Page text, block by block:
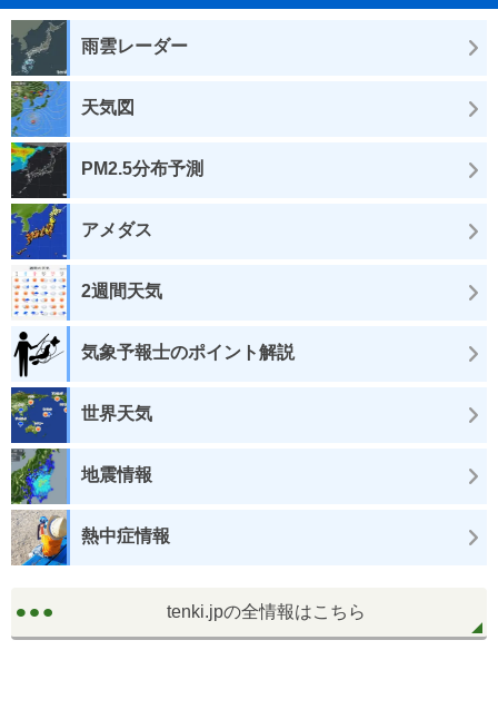
雨雲レーダー
天気図
PM2.5分布予測
アメダス
2週間天気
気象予報士のポイント解説
世界天気
地震情報
熱中症情報
tenki.jpの全情報はこちら